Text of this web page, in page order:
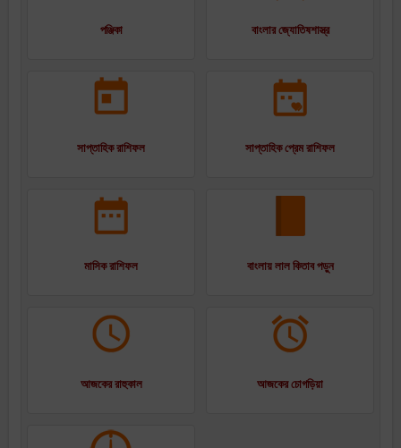
পঞ্জিকা বাংলার জ্যোতিষশাস্ত্র
সাপ্তাহিক রাশিফল সাপ্তাহিক প্রেম রাশিফল
মাসিক রাশিফল বাংলায় লাল কিতাব পড়ুন
আজকের রাহুকাল আজকের চোগড়িয়া